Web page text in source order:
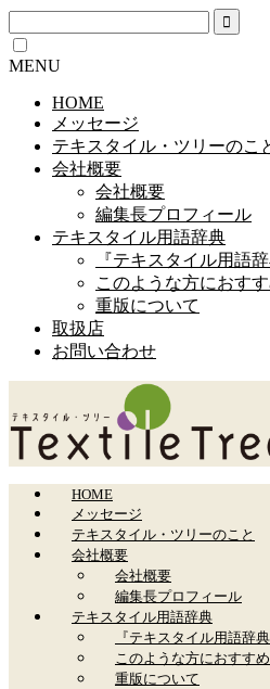
MENU
HOME
メッセージ
テキスタイル・ツリーのこ
会社概要
会社概要
編集長プロフィール
テキスタイル用語辞典
『テキスタイル用語
このような方におす
重版について
取扱店
お問い合わせ
HOME
メッセージ
テキスタイル・ツリーのこと
会社概要
会社概要
編集長プロフィール
テキスタイル用語辞典
『テキスタイル用語辞
このような方におすす
重版について